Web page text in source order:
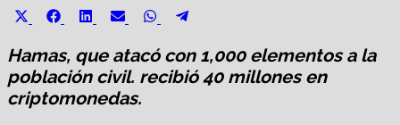
Share
Share
Facebook
Share
LinkedIn
Share
Email
Share
WhatsApp
Hamas, que atacó con 1,000 elementos a la
población civil. recibió 40 millones en
criptomonedas.